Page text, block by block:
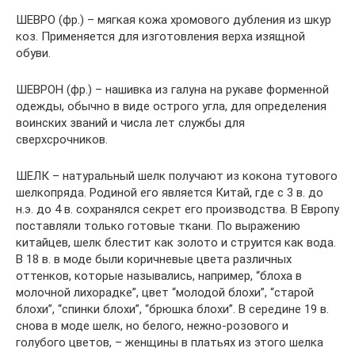
ШЕВРО (фр.) – мягкая кожа хромового дубления из шкур
коз. Применяется для изготовления верха изящной
обуви.
ШЕВРОН (фр.) – нашивка из галуна на рукаве форменной
одежды, обычно в виде острого угла, для определения
воинских званий и числа лет службы для
сверхсрочников.
ШЕЛК – натуральный шелк получают из кокона тутового
шелкопряда. Родиной его является Китай, где с 3 в. до
н.э. до 4 в. сохранялся секрет его производства. В Европу
поставляли только готовые ткани. По выражению
китайцев, шелк блестит как золото и струится как вода.
В 18 в. в моде были коричневые цвета различных
оттенков, которые назывались, например, “блоха в
молочной лихорадке”, цвет “молодой блохи”, “старой
блохи”, “спинки блохи”, “брюшка блохи”. В середине 19 в.
снова в моде шелк, но белого, нежно-розового и
голубого цветов, – женщины в платьях из этого шелка